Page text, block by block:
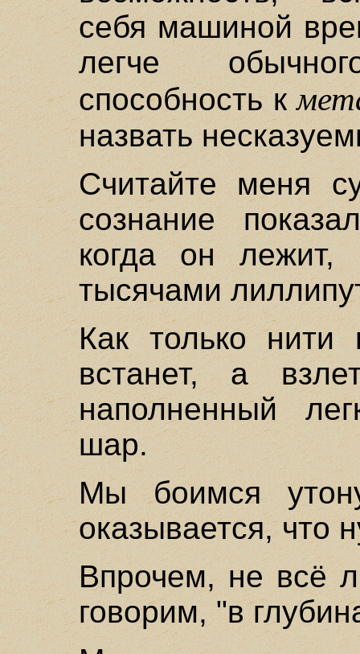
себя машиной
легче
способность к
назвать
Считайте меня
сознание
когда он лежит,
тысячами
Как только нити
встанет, а
наполненный
шар.
Мы боимся
оказывается, что
Впрочем, не всё
говорим, "в